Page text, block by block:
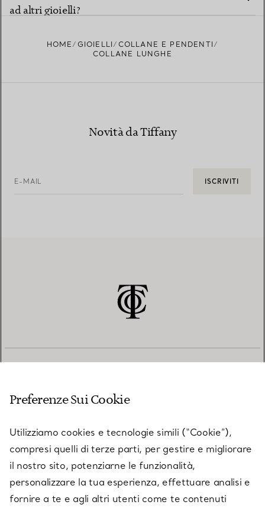
ad altri gioielli?
HOME GIOIELLI
COLLANE E PENDENTI
COLLANE LUNGHE
Novità da Tiffany
E-MAIL ISCRIVITI
SU TIFFANY & CO.
Preferenze Sui Cookie
Utilizziamo cookies e tecnologie simili (“Cookie”),
compresi quelli di terze parti, per gestire e migliorare
il nostro sito, potenziarne le funzionalità,
personalizzare la tua esperienza, effettuare analisi e
fornire a te e agli altri utenti come te contenuti